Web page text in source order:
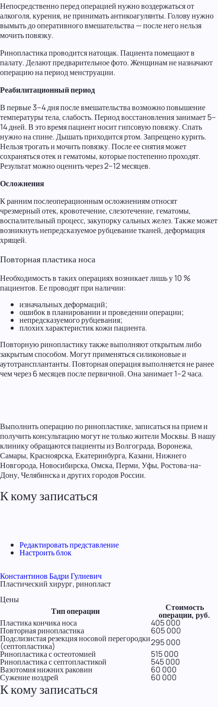
Непосредственно перед операцией нужно воздержаться от
алкоголя, курения, не принимать антикоагулянты. Голову нужно
вымыть до оперативного вмешательства — после него нельзя
мочить повязку.
Ринопластика проводится натощак. Пациента помещают в
палату. Делают предварительное фото. Женщинам не назначают
операцию на период менструации.
Реабилитационный период
В первые 3–4 дня после вмешательства возможно повышение
температуры тела, слабость. Период восстановления занимает 5–
14 дней. В это время пациент носит гипсовую повязку. Спать
нужно на спине. Дышать приходится ртом. Запрещено курить.
Нельзя трогать и мочить повязку. После ее снятия может
сохраняться отек и гематомы, которые постепенно проходят.
Результат можно оценить через 2–12 месяцев.
Осложнения
К ранним послеоперационным осложнениям относят
чрезмерный отек, кровотечение, слезотечение, гематомы,
воспалительный процесс, закупорку сальных желез. Также может
возникнуть непредсказуемое рубцевание тканей, деформация
хрящей.
Повторная пластика носа
Необходимость в таких операциях возникает лишь у 10 %
пациентов. Ее проводят при наличии:
изначальных деформаций;
ошибок в планировании и проведении операции;
непредсказуемого рубцевания;
плохих характеристик кожи пациента.
Повторную ринопластику также выполняют открытым либо
закрытым способом. Могут применяться силиконовые и
аутотрансплантанты. Повторная операция выполняется не ранее
чем через 6 месяцев после первичной. Она занимает 1–2 часа.
Выполнить операцию по ринопластике, записаться на прием и
получить консультацию могут не только жители Москвы. В нашу
клинику обращаются пациенты из Волгограда, Воронежа,
Самары, Красноярска, Екатеринбурга, Казани, Нижнего
Новгорода, Новосибирска, Омска, Перми, Уфы, Ростова-на-
Дону, Челябинска и других городов России.
К кому записаться
Редактировать представление
Настроить блок
Константинов Бадри Гулиевич
Пластический хирург, ринопласт
Цены
Тип операции
Стоимость
операции, руб.
Пластика кончика носа 405 000
Повторная ринопластика 605 000
Подслизистая резекция носовой перегородки
(септопластика)
295 000
Ринопластика с остеотомией
515 000
Ринопластика с септопластикой 545 000
Вазотомия нижних раковин 60 000
Сужение ноздрей 60 000
К кому записаться